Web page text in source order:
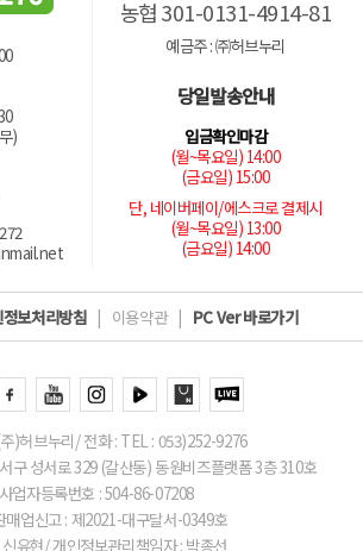
)
농협 301-0131-4914-81
예금주 : ㈜허브누리
당일발송안내
입금확인마감
(월~목요일) 14:00
(금요일) 15:00
단, 네이버페이/에스크로 결제시
(월~목요일) 13:00
(금요일) 14:00
보처리방침 | 이용약관 | PC Ver 바로가기
)허브누리/ 전화 : TEL : 053)252-9276
구 성서로 329 (갈산동) 동원비즈플랫폼 3층 310호
사업자등록번호 : 504-86-07208
매업신고 : 제2021-대구달서-0349호
신유현/ 개인정보관리책임자 : 박종선